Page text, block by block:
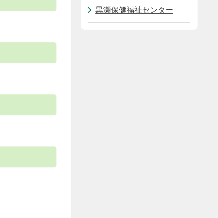
黒瀬保健福祉センター